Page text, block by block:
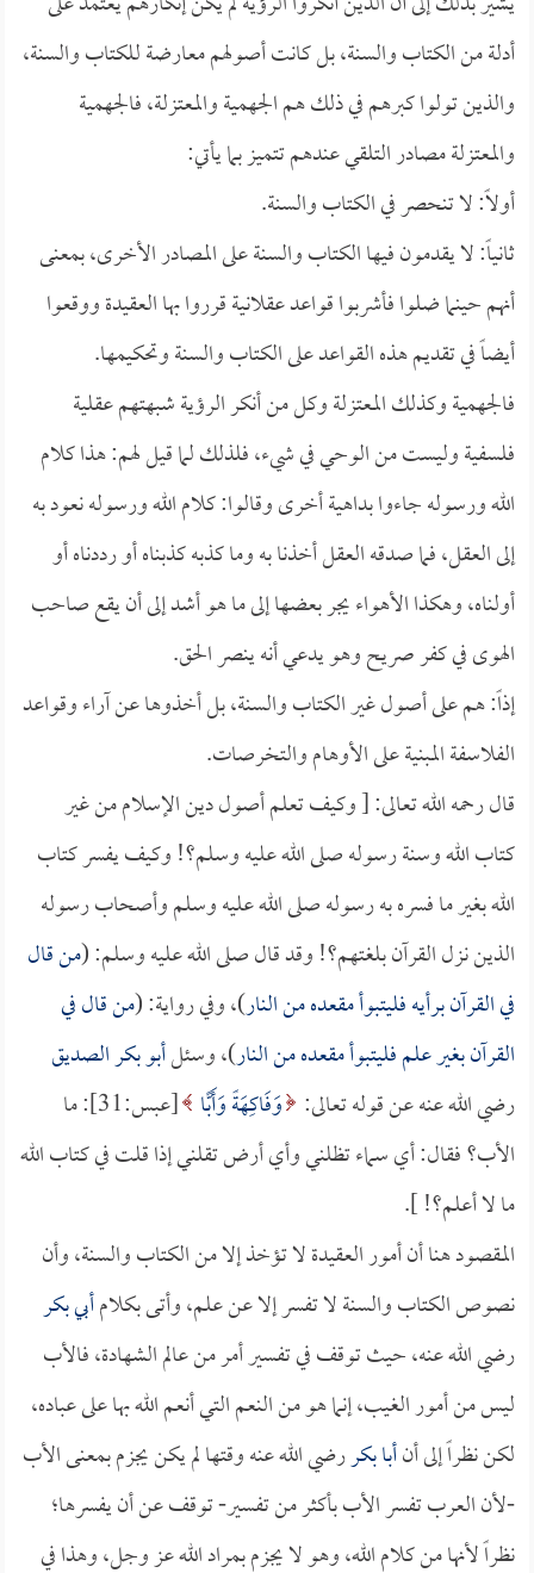
أدلة من الكتاب والسنة، بل كانت أصولهم معارضة للكتاب والسنة،
والذين تولوا كبرهم في ذلك هم الجهمية والمعتزلة، فالجهمية
والمعتزلة مصادر التلقي عندهم تتميز بما يأتي:
أولاً: لا تنحصر في الكتاب والسنة.
ثانياً: لا يقدمون فيها الكتاب والسنة على المصادر الأخرى، بمعنى
أنهم حينما ضلوا فأشربوا قواعد عقلانية قرروا بها العقيدة ووقعوا
أيضاً في تقديم هذه القواعد على الكتاب والسنة وتحكيمها.
فالجهمية وكذلك المعتزلة وكل من أنكر الرؤية شبهتهم عقلية
فلسفية وليست من الوحي في شيء، فلذلك لما قيل لهم: هذا كلام
الله ورسوله جاءوا بداهية أخرى وقالوا: كلام الله ورسوله نعود به
إلى العقل، فما صدقه العقل أخذنا به وما كذبه كذبناه أو رددناه أو
أولناه، وهكذا الأهواء يجر بعضها إلى ما هو أشد إلى أن يقع صاحب
الهوى في كفر صريح وهو يدعي أنه ينصر الحق.
إذاً: هم على أصول غير الكتاب والسنة، بل أخذوها عن آراء وقواعد
الفلاسفة المبنية على الأوهام والتخرصات.
قال رحمه الله تعالى: [ وكيف تعلم أصول دين الإسلام من غير
كتاب الله وسنة رسوله صلى الله عليه وسلم؟! وكيف يفسر كتاب
الله بغير ما فسره به رسوله صلى الله عليه وسلم وأصحاب رسوله
الذين نزل القرآن بلغتهم؟! وقد قال صلى الله عليه وسلم: (من قال
في القرآن برأيه فليتبوأ مقعده من النار)، وفي رواية: (من قال في
القرآن بغير علم فليتبوأ مقعده من النار)، وسئلأبو بكر الصديق
رضي الله عنه عن قوله تعالى: وَفَاكِهَةً وَأَبًّا
[عبس:31]: ما
الأب؟ فقال: أي سماء تظلني وأي أرض تقلني إذا قلت في كتاب الله
ما لا أعلم؟! ].
المقصود هنا أن أمور العقيدة لا تؤخذ إلا من الكتاب والسنة، وأن
نصوص الكتاب والسنة لا تفسر إلا عن علم، وأتى بكلامأبي بكر
رضي الله عنه، حيث توقف في تفسير أمر من عالم الشهادة، فالأب
ليس من أمور الغيب، إنما هو من النعم التي أنعم الله بها على عباده،
لكن نظراً إلى أنأبا بكررضي الله عنه وقتها لم يكن يجزم بمعنى الأب
-لأن العرب تفسر الأب بأكثر من تفسير- توقف عن أن يفسرها؛
نظراً لأنها من كلام الله، وهو لا يجزم بمراد الله عز وجل، وهذا في